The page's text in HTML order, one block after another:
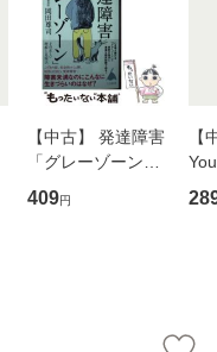
【中古】 発達障害
「グレーゾーン」
その正しい理解と
克服法 (SB新書 57
409円
【
のが